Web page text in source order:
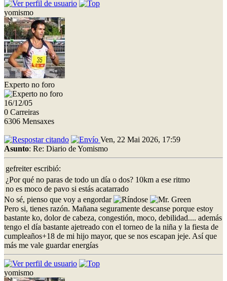
yomismo
Experto no foro
16/12/05
0 Carreiras
6306 Mensaxes
Ven, 22 Mai 2026, 17:59
Asunto: Re: Diario de Yomismo
gefreiter escribió:
¿Por qué no paras de todo un día o dos? 10km a ese ritmo
no es moco de pavo si estás acatarrado
No sé, pienso que voy a engordar
Pero si, tienes razón. Mañana seguramente descanse porque estoy
bastante ko, dolor de cabeza, congestión, moco, debilidad.... además
tengo el día bastante ajetreado con el torneo de la niña y la fiesta de
cumpleaños+18 de mi hijo mayor, que se nos escapan jeje. Así que
más me vale guardar energías
yomismo